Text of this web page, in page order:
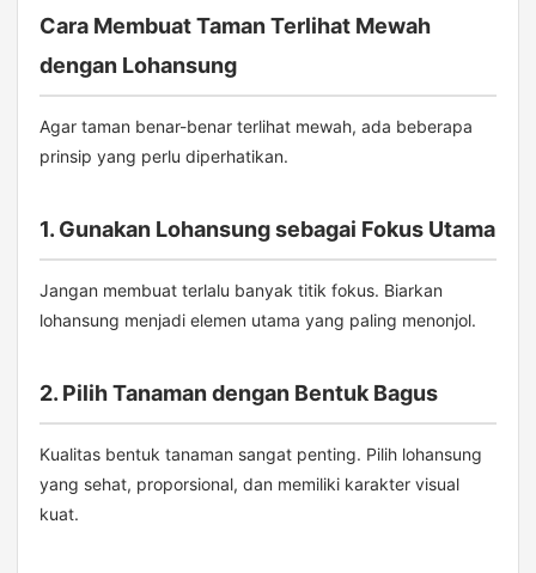
Cara Membuat Taman Terlihat Mewah
dengan Lohansung
Agar taman benar-benar terlihat mewah, ada beberapa
prinsip yang perlu diperhatikan.
1. Gunakan Lohansung sebagai Fokus Utama
Jangan membuat terlalu banyak titik fokus. Biarkan
lohansung menjadi elemen utama yang paling menonjol.
2. Pilih Tanaman dengan Bentuk Bagus
Kualitas bentuk tanaman sangat penting. Pilih lohansung
yang sehat, proporsional, dan memiliki karakter visual
kuat.